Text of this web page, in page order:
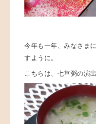
今年も一年、みなさま
すように。
こちらは、七草粥の演出